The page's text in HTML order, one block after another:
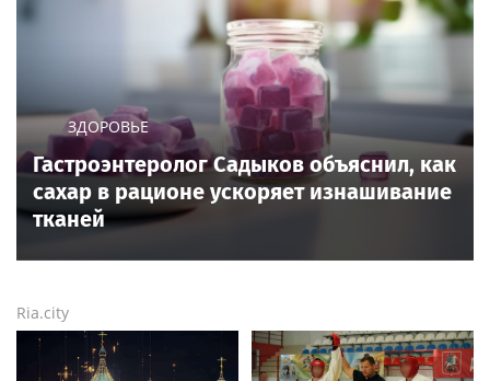
ЗДОРОВЬЕ
Гастроэнтеролог Садыков объяснил, как
сахар в рационе ускоряет изнашивание
тканей
Ria.city